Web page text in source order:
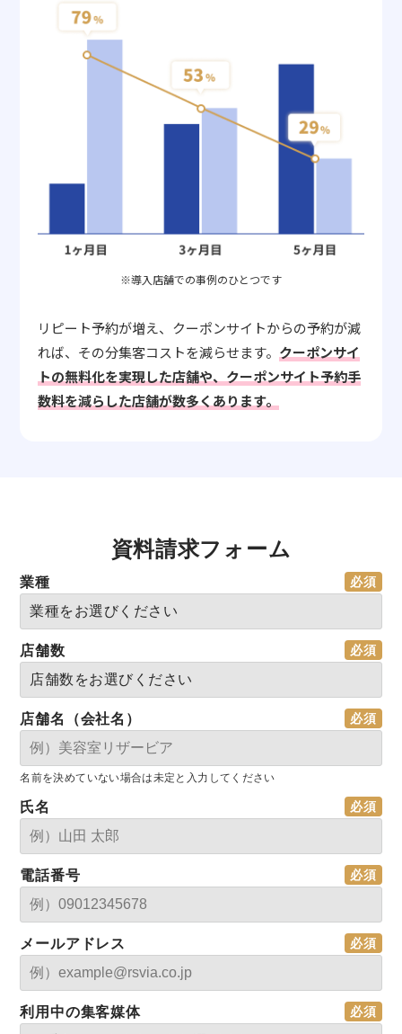
※導入店舗での事例のひとつです
リピート予約が増え、クーポンサイトからの予約が減
れば、その分集客コストを減らせます。 クーポンサイ
トの無料化を実現した店舗や、クーポンサイト予約手
数料を減らした店舗が数多くあります。
資料請求フォーム
業種
店舗数
店舗名（会社名）
名前を決めていない場合は未定と入力してください
氏名
電話番号
メールアドレス
利用中の集客媒体